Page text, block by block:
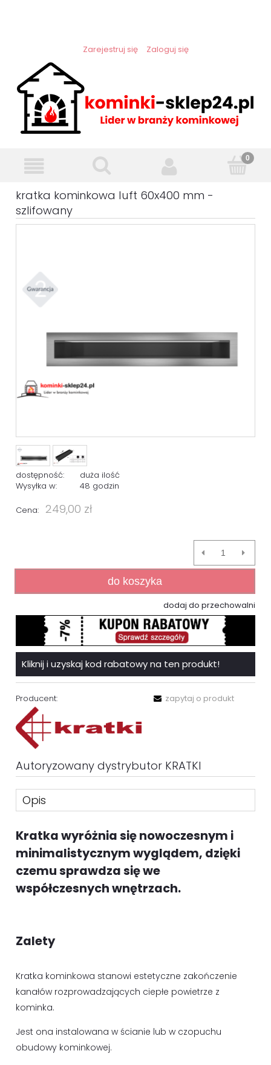
Zarejestruj się Zaloguj się
kratka kominkowa luft 60x400 mm -
szlifowany
dostępność:
duża ilość
Wysyłka w:
48 godzin
Cena: 249,00 zł
do koszyka
dodaj do przechowalni
Kliknij i uzyskaj kod rabatowy na ten produkt!
Producent: zapytaj o produkt
Autoryzowany dystrybutor KRATKI
Opis
Kratka wyróżnia się nowoczesnym i
minimalistycznym wyglądem, dzięki
czemu sprawdza się we
współczesnych wnętrzach.
Zalety
Kratka kominkowa stanowi estetyczne zakończenie
kanałów rozprowadzających ciepłe powietrze z
kominka.
Jest ona instalowana w ścianie lub w czopuchu
obudowy kominkowej.